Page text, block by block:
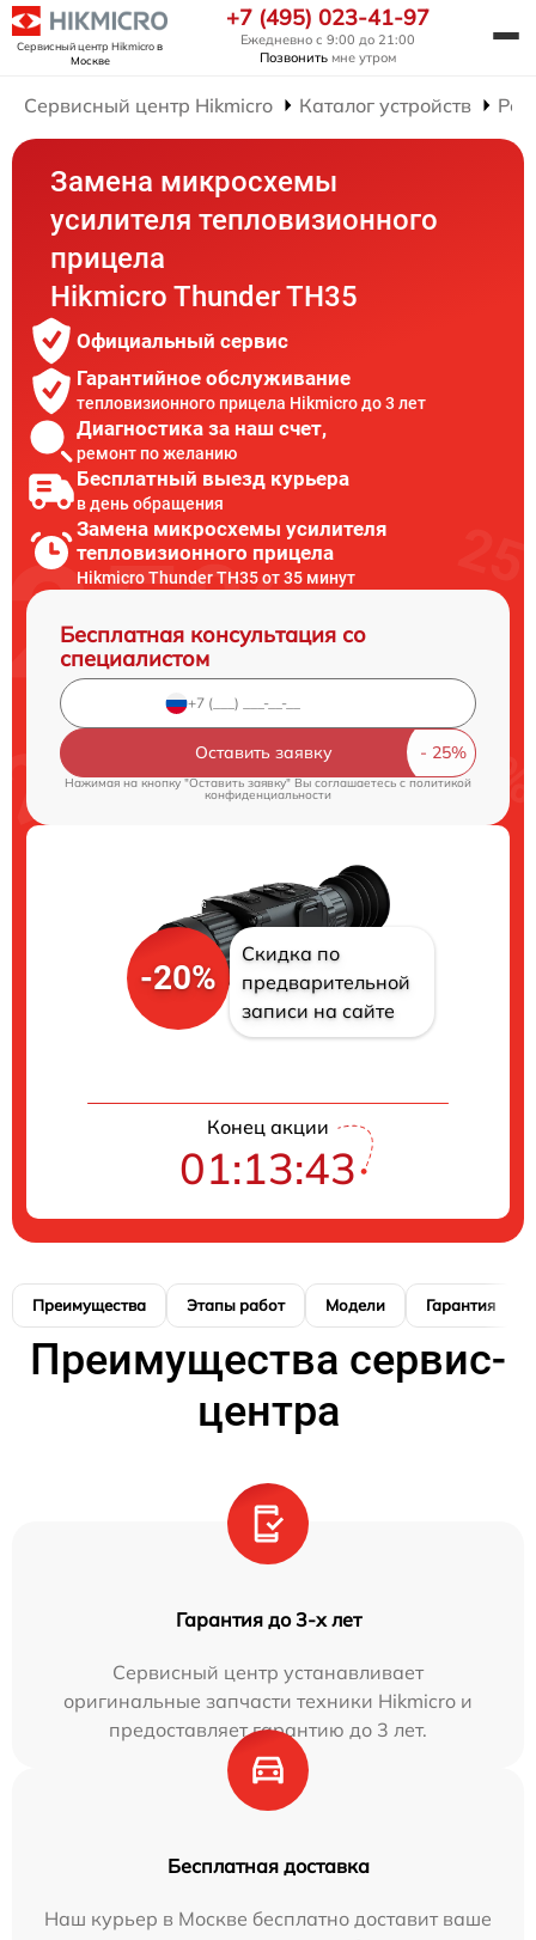
Сервисный центр Hikmicroв
Москве
+7 (495) 023-41-97
Ежедневно с 9:00 до 21:00
Позвонить мне утром
Сервисный центр Hikmicro Каталог устройств
Замена микросхемы
усилителя тепловизионного
прицела
Hikmicro Thunder TH35
Официальный сервис
Гарантийное обслуживание
тепловизионного прицела Hikmicro до 3 лет
Диагностика за наш счет,
ремонт по желанию
Бесплатный выезд курьера
в день обращения
Замена микросхемы усилителя
тепловизионного прицела
Hikmicro Thunder TH35 от 35 минут
Бесплатная консультация со
специалистом
Оставить заявку
Нажимая на кнопку "Оставить заявку" Вы соглашаетесь cполитикой
конфиденциальности
-20%
Скидка по
предварительной
записи на сайте
Конец акции
01:13:42
Преимущества Этапы работ Модели Гарантия
Преимущества сервис-
центра
Гарантия до 3-х лет
Сервисный центр устанавливает
оригинальные запчасти техники Hikmicro и
предоставляет гарантию до 3 лет.
Бесплатная доставка
Наш курьер в Москве бесплатно доставит ваше